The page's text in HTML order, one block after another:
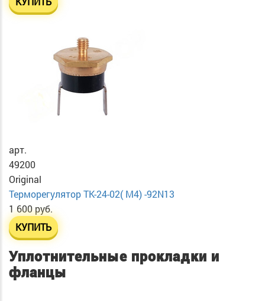
арт.
49200
Original
Терморегулятор ТК-24-02( М4) -92N13
1 600 руб.
КУПИТЬ
Уплотнительные прокладки и
фланцы